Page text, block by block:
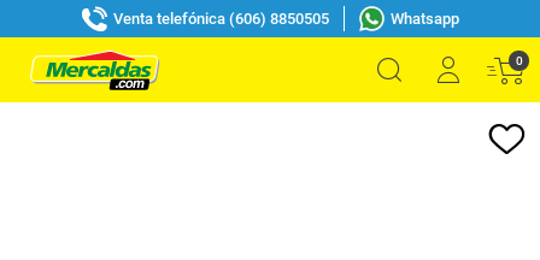
Venta telefónica (606) 8850505 Whatsapp
0